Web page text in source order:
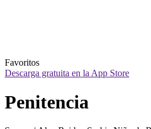
Favoritos
Descarga gratuita en la App Store
Penitencia